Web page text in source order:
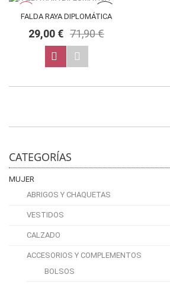
CATEGORÍAS
MUJER
ABRIGOS Y CHAQUETAS
VESTIDOS
CALZADO
ACCESORIOS Y COMPLEMENTOS
BOLSOS
FALDA RAYA DIPLOMÁTICA
29,00 € 71,90 €